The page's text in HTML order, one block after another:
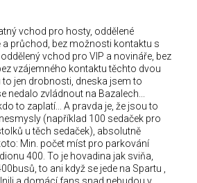
vchod pro hosty, oddělené
průchod, bez možnosti kontaktu s
vchod pro VIP a novináře, bez
vzájemného kontaktu těchto dvou
jen drobnosti, dneska jsem to
nedalo zvládnout na Bazalech...
to zaplatí... A pravda je, že jsou to
(například 100 sedaček pro
u těch sedaček), absolutně
Min. počet míst pro parkování
400. To je hovadina jak sviňa,
to ani když se jede na Spartu ,